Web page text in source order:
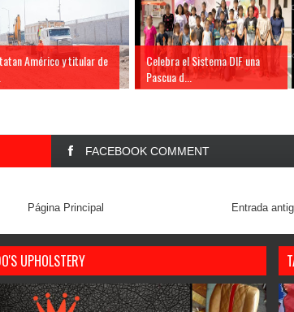
Américo y titular de
Celebra el Sistema DIF una
Pascua d...
FACEBOOK COMMENT
Entrada
Página Principal
UPHOLSTERY